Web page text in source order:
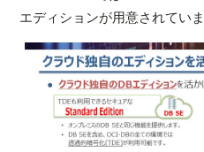
エディションが用意されていま